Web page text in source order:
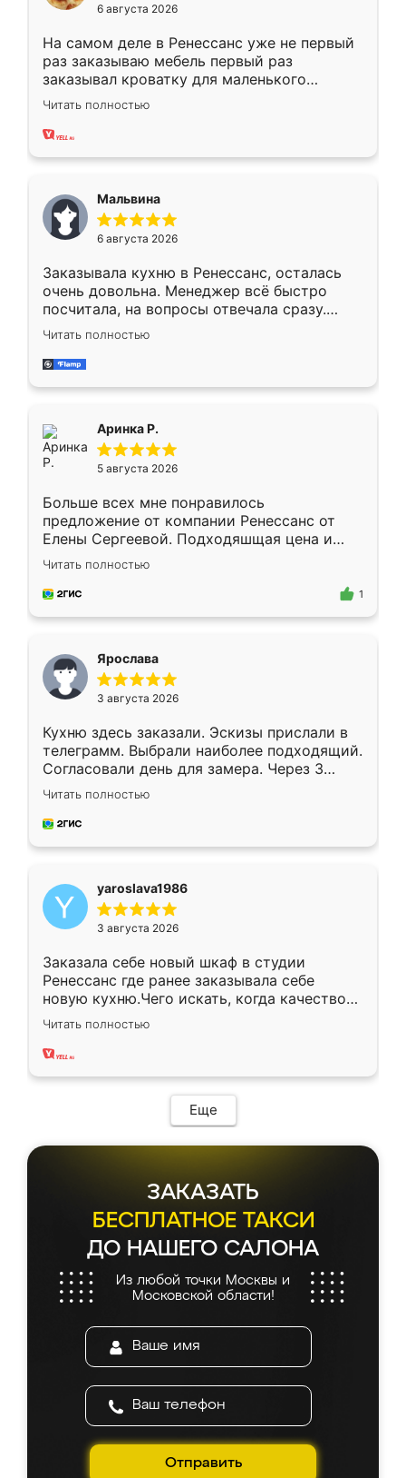
6 августа 2026
На самом деле в Ренессанс уже не первый
раз заказываю мебель первый раз
заказывал кроватку для маленького
ребёнка при его рождении ,во второй раз
заказал шкаф-купе. По качеству очень
хорошее сборка достаточно быстрая,
меньше, здесь же он более разнообразный.
Мне нравится ,если что-то потребуется из
мебели буду заказывать только здесь.
Читать полностью
Мальвина
6 августа 2026
Заказывала кухню в Ренессанс, осталась
очень довольна. Менеджер всё быстро
посчитала, на вопросы отвечала сразу.
Замерщик приехал в субботу, подошёл к
делу со всей ответственностью. Собрали
за день, ребята работали аккуратно, даже
Читать полностью
Аринка Р.
5 августа 2026
Больше всех мне понравилось
предложение от компании Ренессанс от
Елены Сергеевой. Подходяшщая цена и
короткие сроки изготовления. Приехавший
для замера сотрудник Владислав
предложил по моему эскизу самый
Читать полностью
1
Ярослава
3 августа 2026
Кухню здесь заказали. Эскизы прислали в
телеграмм. Выбрали наиболее подходящий.
Согласовали день для замера. Через 3
недели кухня была уже готова. Остались
довольны работой. Спасибо Ренессанс
мебель за качественную работу!
Читать полностью
yaroslava1986
3 августа 2026
Заказала себе новый шкаф в студии
Ренессанс где ранее заказывала себе
новую кухню.Чего искать, когда качеством
вполне довольна. Служит кухня уже почти
два года, нареканий нет.
Читать полностью
Еще
ЗАКАЗАТЬ
БЕСПЛАТНОЕ ТАКСИ
ДО НАШЕГО САЛОНА
Из любой точки Москвы и
Московской области!
Отправить